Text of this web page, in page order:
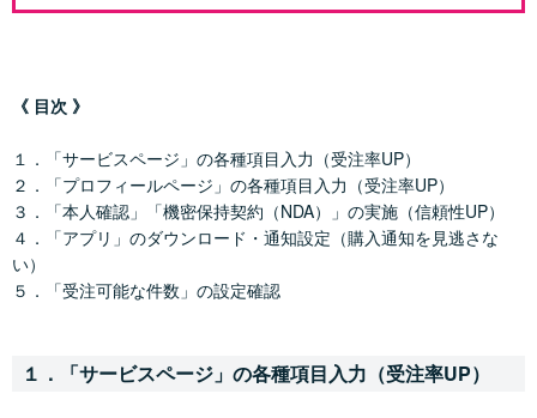
《 目次 》
１．「サービスページ」の各種項目入力（受注率UP）
２．「プロフィールページ」の各種項目入力（受注率UP）
３．「本人確認」「機密保持契約（NDA）」の実施（信頼性UP）
４．「アプリ」のダウンロード・通知設定（購入通知を見逃さな
い）
５．「受注可能な件数」の設定確認
１．「サービスページ」の各種項目入力（受注率UP）